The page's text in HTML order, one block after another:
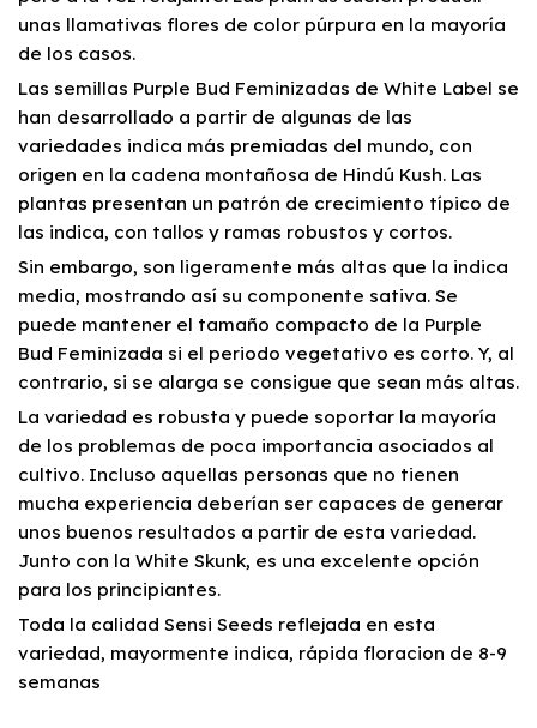
unas llamativas flores de color púrpura en la mayoría
de los casos.
Las semillas Purple Bud Feminizadas de White Label se
han desarrollado a partir de algunas de las
variedades indica más premiadas del mundo, con
origen en la cadena montañosa de Hindú Kush. Las
plantas presentan un patrón de crecimiento típico de
las indica, con tallos y ramas robustos y cortos.
Sin embargo, son ligeramente más altas que la indica
media, mostrando así su componente sativa. Se
puede mantener el tamaño compacto de la Purple
Bud Feminizada si el periodo vegetativo es corto. Y, al
contrario, si se alarga se consigue que sean más altas.
La variedad es robusta y puede soportar la mayoría
de los problemas de poca importancia asociados al
cultivo. Incluso aquellas personas que no tienen
mucha experiencia deberían ser capaces de generar
unos buenos resultados a partir de esta variedad.
Junto con la White Skunk, es una excelente opción
para los principiantes.
Toda la calidad Sensi Seeds reflejada en esta
variedad, mayormente indica, rápida floracion de 8-9
semanas